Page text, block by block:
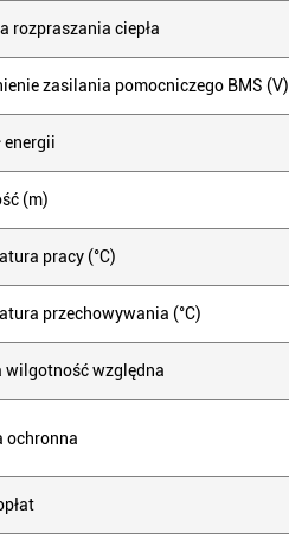
rozpraszania ciepła
zasilania pomocniczego BMS (V)
energii
(m)
pracy (°C)
przechowywania (°C)
wilgotność względna
ochronna